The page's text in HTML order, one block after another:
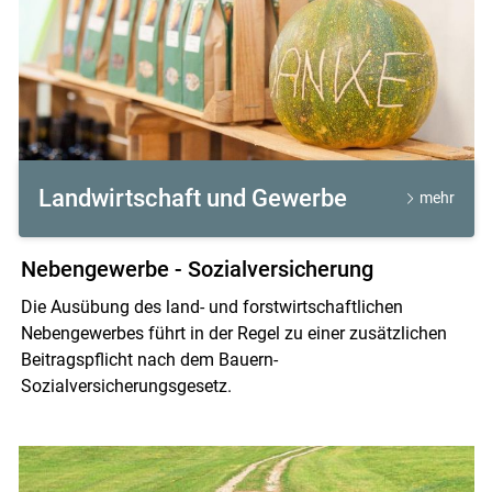
Landwirtschaft und Gewerbe mehr
Nebengewerbe - Sozialversicherung
Die Ausübung des land- und forstwirtschaftlichen
Nebengewerbes führt in der Regel zu einer zusätzlichen
Beitragspflicht nach dem Bauern-
Sozialversicherungsgesetz.